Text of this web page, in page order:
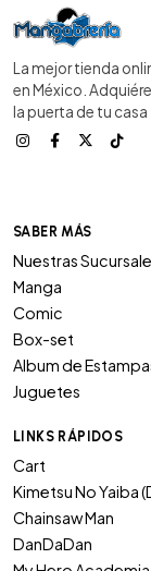
La mejor tienda
en México.
la puerta de tu casa
SABER MÁS
Nuestras
Manga
Comic
Box-set
Album de
Juguetes
LINKS RÁPIDOS
Cart
Kimetsu No Yaiba
Chainsaw Man
DanDaDan